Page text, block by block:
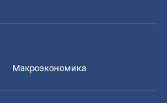
Mакроэкономика